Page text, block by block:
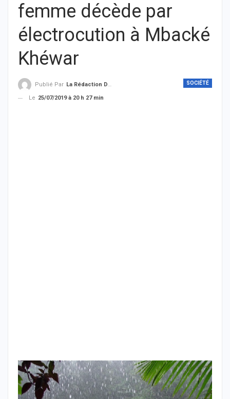
femme décède par
électrocution à Mbacké
Khéwar
SOCIÉTÉ
Publié Par La Rédaction De THIEYSENEGAL.com
Le 25/07/2019 à 20 h 27 min